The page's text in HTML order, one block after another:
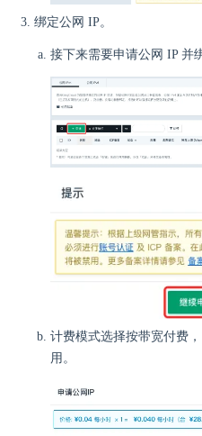
绑定公网 IP。
接下来需要申请公网 IP 并
计费模式选择按带宽付费
用。